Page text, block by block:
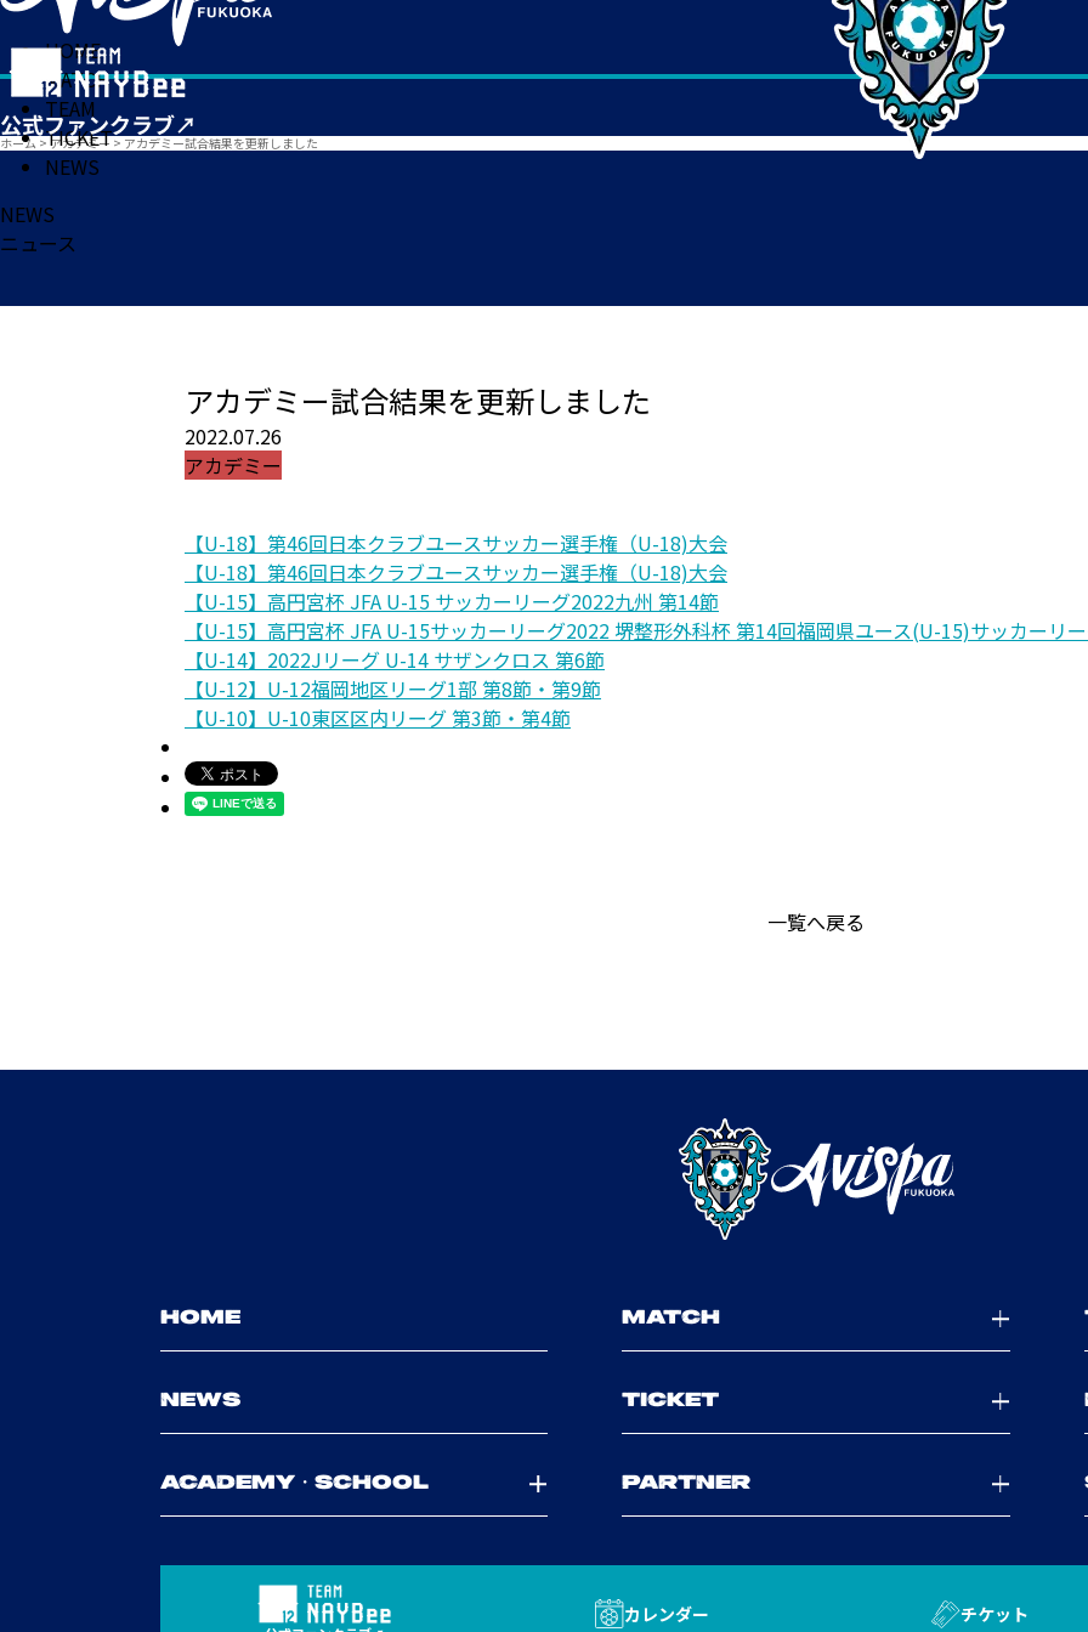
HOME
MATCH
TEAM
TICKET
NEWS
ホーム > アカデミー > アカデミー試合結果を更新しました
NEWS
ニュース
アカデミー試合結果を更新しました
2022.07.26
アカデミー
【U-18】第46回日本クラブユースサッカー選手権（U-18)大会
【U-18】第46回日本クラブユースサッカー選手権（U-18)大会
【U-15】高円宮杯 JFA U-15 サッカーリーグ2022九州 第14節
【U-15】高円宮杯 JFA U-15サッカーリーグ2022 堺整形外科杯 第14回福岡県ユース(U-15)サッカーリ
【U-14】2022Jリーグ U-14 サザンクロス 第6節
【U-12】U-12福岡地区リーグ1部 第8節・第9節
【U-10】U-10東区区内リーグ 第3節・第4節
一覧へ戻る
HOME MATCH
NEWS TICKET
ACADEMY・SCHOOL PARTNER
カレンダー チケット